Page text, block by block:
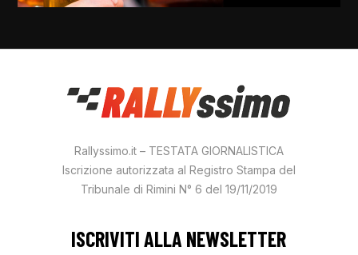
Rallyssimo.it – TESTATA GIORNALISTICA
Iscrizione autorizzata al Registro Stampa del
Tribunale di Rimini N° 6 del 19/11/2019
ISCRIVITI ALLA NEWSLETTER